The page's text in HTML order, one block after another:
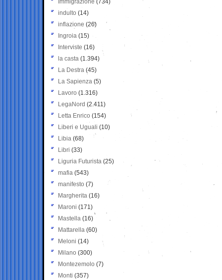
Immigrazione (734)
indulto (14)
inflazione (26)
Ingroia (15)
Interviste (16)
la casta (1.394)
La Destra (45)
La Sapienza (5)
Lavoro (1.316)
LegaNord (2.411)
Letta Enrico (154)
Liberi e Uguali (10)
Libia (68)
Libri (33)
Liguria Futurista (25)
mafia (543)
manifesto (7)
Margherita (16)
Maroni (171)
Mastella (16)
Mattarella (60)
Meloni (14)
Milano (300)
Montezemolo (7)
Monti (357)